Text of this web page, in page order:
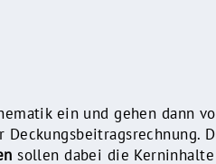
ein und gehen dann
sollen dabei die Kerninhalte